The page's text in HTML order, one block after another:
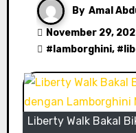
By Amal
November 29,
# lamborghini, #
Liberty Walk Bakal